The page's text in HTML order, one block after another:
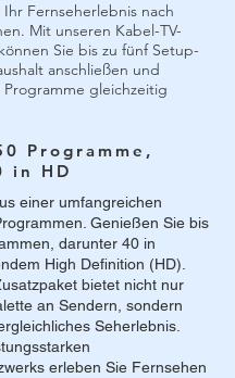
Fernseherlebnis nach
Mit unseren Kabel-TV-
Sie bis zu fünf Setup-
anschließen und
gleichzeitig
Programme,
in HD
einer umfangreichen
Genießen Sie bis
darunter 40 in
High Definition (HD).
bietet nicht nur
an Sendern, sondern
Seherlebnis.
erleben Sie Fernsehen